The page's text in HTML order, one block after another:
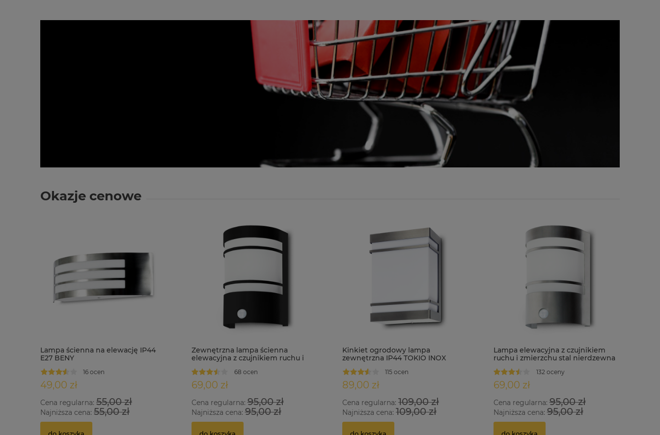
Okazje cenowe
Lampa ścienna na elewację IP44
E27 BENY
16 ocen
49,00 zł
Cena regularna: 55,00 zł
Najniższa cena: 55,00 zł
do koszyka
Zewnętrzna lampa ścienna
elewacyjna z czujnikiem ruchu i
68 ocen
69,00 zł
Cena regularna:95,00 zł
Najniższa cena:95,00 zł
do koszyka
Kinkiet ogrodowy lampa
zewnętrzna IP44 TOKIO INOX
115 ocen
89,00 zł
Cena regularna: 109,00 zł
Najniższa cena: 109,00 zł
do koszyka
Lampa elewacyjna z czujnikiem
ruchu i zmierzchu stal nierdzewna
132 oceny
69,00 zł
Cena regularna:95,00 zł
Najniższa cena:95,00 zł
do koszyka